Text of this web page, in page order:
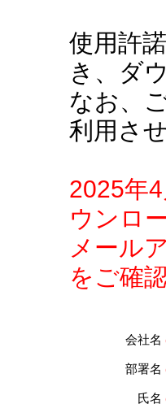
使用許
き、ダ
なお、
利用さ
2025年
ウンロ
メール
をご確
会社名
部署名
氏名